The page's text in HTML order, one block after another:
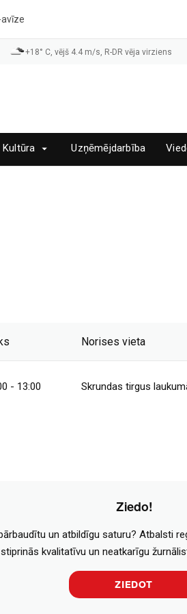
avīze
+18° C, vējš 4.4 m/s, R-DR vēja virziens
Kultūra Uzņēmējdarbība
Norises vieta
- 13:00 Skrundas tirgus
Ziedo!
un atbildīgu saturu? Atbalsti
stiprinās kvalitatīvu un neatkarīgu
ZIEDOT